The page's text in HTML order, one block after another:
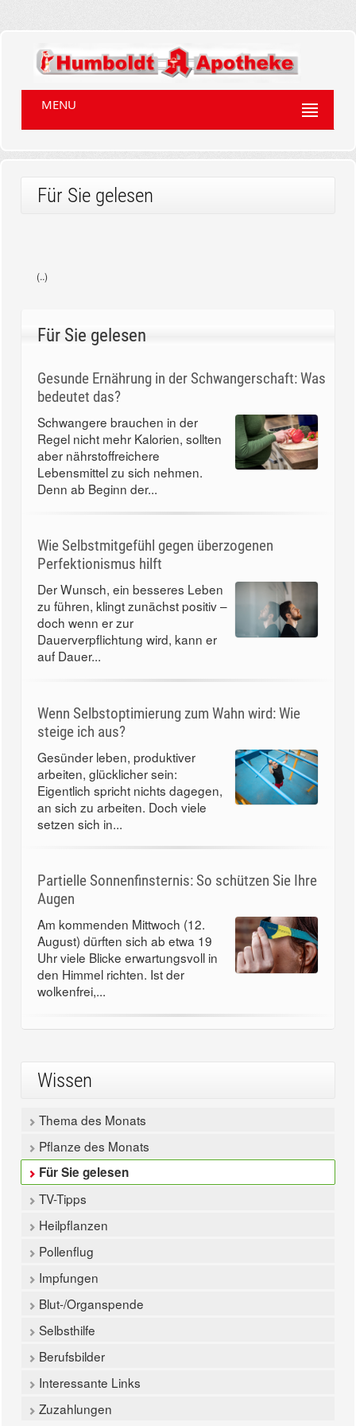
MENU
Für Sie gelesen
(..)
Für Sie gelesen
Gesunde Ernährung in der Schwangerschaft: Was
bedeutet das?
Schwangere brauchen in der
Regel nicht mehr Kalorien, sollten
aber nährstoffreichere
Lebensmittel zu sich nehmen.
Denn ab Beginn der...
Wie Selbstmitgefühl gegen überzogenen
Perfektionismus hilft
Der Wunsch, ein besseres Leben
zu führen, klingt zunächst positiv –
doch wenn er zur
Dauerverpflichtung wird, kann er
auf Dauer...
Wenn Selbstoptimierung zum Wahn wird: Wie
steige ich aus?
Gesünder leben, produktiver
arbeiten, glücklicher sein:
Eigentlich spricht nichts dagegen,
an sich zu arbeiten. Doch viele
setzen sich in...
Partielle Sonnenfinsternis: So schützen Sie Ihre
Augen
Am kommenden Mittwoch (12.
August) dürften sich ab etwa 19
Uhr viele Blicke erwartungsvoll in
den Himmel richten. Ist der
wolkenfrei,...
Wissen
Thema des Monats
Pflanze des Monats
Für Sie gelesen
TV-Tipps
Heilpflanzen
Pollenflug
Impfungen
Blut-/Organspende
Selbsthilfe
Berufsbilder
Interessante Links
Zuzahlungen